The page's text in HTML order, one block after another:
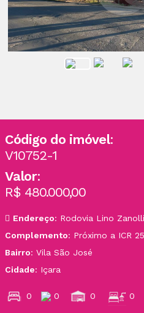
Código do imóvel:
V10752-1
Valor:
R$ 480.000,00
Endereço: Rodovia Lino Zanolli
Complemento: Próximo a ICR
Bairro: Vila São José
Cidade: Içara
0 0 0 0